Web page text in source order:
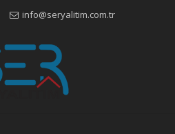
info@seryalitim.com.tr